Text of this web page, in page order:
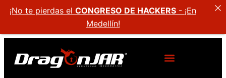
¡No te pierdas el CONGRESO DE HACKERS - ¡En
Medellín!